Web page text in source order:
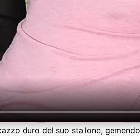
duro del suo stallone,